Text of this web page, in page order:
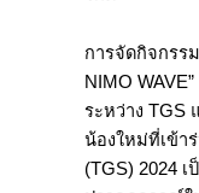
การจัดกิจกรร
NIMO
ระหว่าง TGS
น้องใหม่ที่เข้า
(TGS) 2024